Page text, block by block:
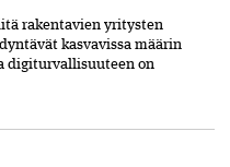
rakentavien yritysten
kasvavissa määrin
digiturvallisuuteen on